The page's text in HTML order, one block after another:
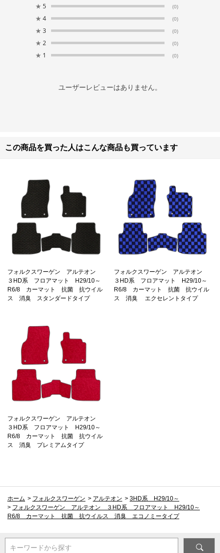
★ 5 (0)
★ 4 (0)
★ 3 (0)
★ 2 (0)
★ 1 (0)
ユーザーレビューはありません。
この商品を買った人はこんな商品も買っています
フォルクスワーゲン アルテオン
３HD系 フロアマット H29/10～
R6/8 カーマット 抗菌 抗ウイル
ス 消臭 スタンダードタイプ
フォルクスワーゲン アルテオン
３HD系 フロアマット H29/10～
R6/8 カーマット 抗菌 抗ウイル
ス 消臭 エクセレントタイプ
フォルクスワーゲン アルテオン
３HD系 フロアマット H29/10～
R6/8 カーマット 抗菌 抗ウイル
ス 消臭 プレミアムタイプ
ホーム > フォルクスワーゲン > アルテオン > 3HD系 H29/10～
> フォルクスワーゲン アルテオン ３HD系 フロアマット H29/10～
R6/8 カーマット 抗菌 抗ウイルス 消臭 エコノミータイプ
キーワードから探す